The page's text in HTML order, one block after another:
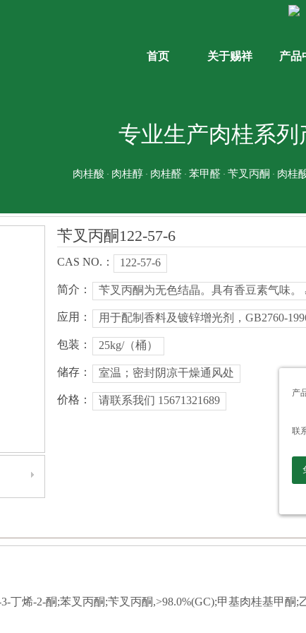
专业生产肉桂系列
肉桂酸 · 肉桂醇 · 肉桂醛 · 苯甲醛 · 苄叉丙酮 · 肉桂
产
联
苄叉丙酮122-57-6
CAS NO.： 122-57-6
简介： 苄叉丙酮为无色结晶。具有香豆素气味。
应用： 用于配制香料及镀锌增光剂，GB2760-
包装： 25kg/（桶）
储存： 室温；密封阴凉干燥通风处
价格： 请联系我们 15671321689
丁烯-2-酮;苯叉丙酮;苄叉丙酮,>98.0%(GC);甲基肉桂基甲酮
首页 关于赐祥 产品